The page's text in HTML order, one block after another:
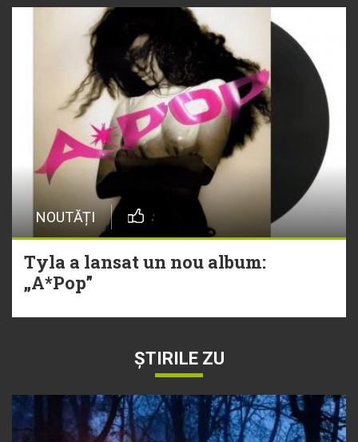
NOUTĂȚI
Tyla a lansat un nou album:
„A*Pop”
ȘTIRILE ZU